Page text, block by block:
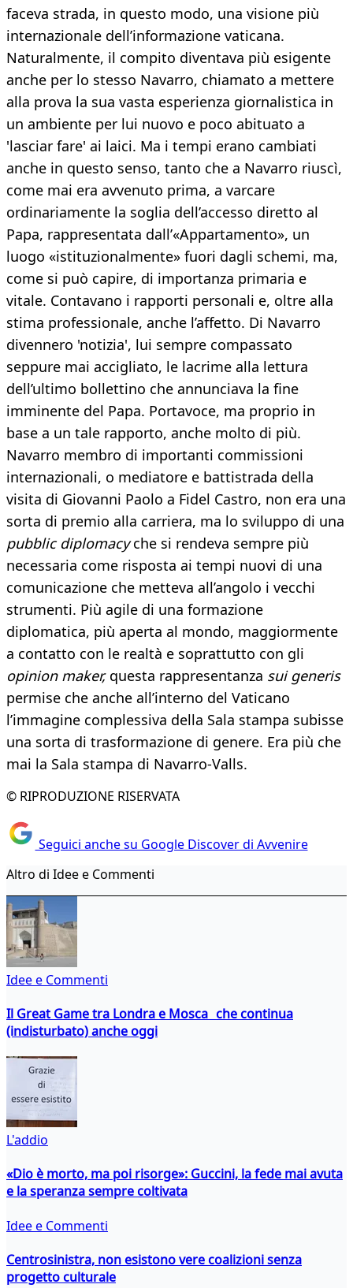
faceva strada, in questo modo, una visione più
internazionale dell’informazione vaticana.
Naturalmente, il compito diventava più esigente
anche per lo stesso Navarro, chiamato a mettere
alla prova la sua vasta esperienza giornalistica in
un ambiente per lui nuovo e poco abituato a
'lasciar fare' ai laici. Ma i tempi erano cambiati
anche in questo senso, tanto che a Navarro riuscì,
come mai era avvenuto prima, a varcare
ordinariamente la soglia dell’accesso diretto al
Papa, rappresentata dall’«Appartamento», un
luogo «istituzionalmente» fuori dagli schemi, ma,
come si può capire, di importanza primaria e
vitale. Contavano i rapporti personali e, oltre alla
stima professionale, anche l’affetto. Di Navarro
divennero 'notizia', lui sempre compassato
seppure mai accigliato, le lacrime alla lettura
dell’ultimo bollettino che annunciava la fine
imminente del Papa. Portavoce, ma proprio in
base a un tale rapporto, anche molto di più.
Navarro membro di importanti commissioni
internazionali, o mediatore e battistrada della
visita di Giovanni Paolo a Fidel Castro, non era una
sorta di premio alla carriera, ma lo sviluppo di una
pubblic diplomacyche si rendeva sempre più
necessaria come risposta ai tempi nuovi di una
comunicazione che metteva all’angolo i vecchi
strumenti. Più agile di una formazione
diplomatica, più aperta al mondo, maggiormente
a contatto con le realtà e soprattutto con gli
opinion maker,questa rappresentanza sui generis
permise che anche all’interno del Vaticano
l’immagine complessiva della Sala stampa subisse
una sorta di trasformazione di genere. Era più che
mai la Sala stampa di Navarro-Valls.
© RIPRODUZIONE RISERVATA
Seguici anche su Google Discover di Avvenire
Altro di Idee e Commenti
Idee e Commenti
Il Great Game tra Londra e Mosca che continua
(indisturbato) anche oggi
L'addio
«Dio è morto, ma poi risorge»: Guccini, la fede mai avuta
e la speranza sempre coltivata
Idee e Commenti
Centrosinistra, non esistono vere coalizioni senza
progetto culturale